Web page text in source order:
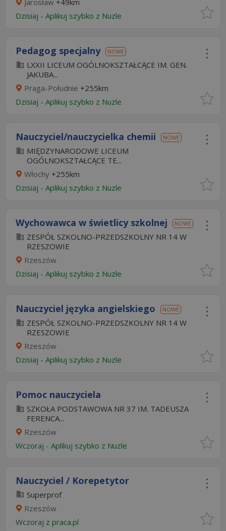
Jarosław +49km
Dzisiaj - Aplikuj szybko z Nuzle
Pedagog specjalny NOWE
LXXII LICEUM OGÓLNOKSZTAŁCĄCE IM. GEN.
JAKUBA...
Praga-Południe +255km
Dzisiaj - Aplikuj szybko z Nuzle
Nauczyciel/nauczycielka chemii NOWE
MIĘDZYNARODOWE LICEUM
OGÓLNOKSZTAŁCĄCE TE...
Włochy +255km
Dzisiaj - Aplikuj szybko z Nuzle
Wychowawca w świetlicy szkolnej NOWE
ZESPÓŁ SZKOLNO-PRZEDSZKOLNY NR 14 W
RZESZOWIE
Rzeszów
Dzisiaj - Aplikuj szybko z Nuzle
Nauczyciel języka angielskiego NOWE
ZESPÓŁ SZKOLNO-PRZEDSZKOLNY NR 14 W
RZESZOWIE
Rzeszów
Dzisiaj - Aplikuj szybko z Nuzle
Pomoc nauczyciela
SZKOŁA PODSTAWOWA NR 37 IM. TADEUSZA
FERENCA...
Rzeszów
Wczoraj - Aplikuj szybko z Nuzle
Nauczyciel / Korepetytor
Superprof
Rzeszów
Wczoraj z praca.pl